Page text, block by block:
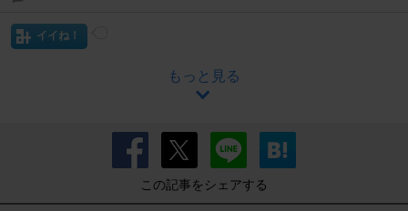
イイね！
もっと見る
この記事をシェアする